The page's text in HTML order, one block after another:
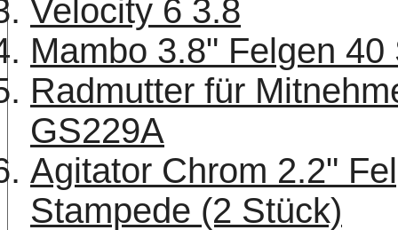
Velocity 6 3.8
Mambo 3.8" Felgen
Radmutter für
GS229A
Agitator Chrom 2.2"
Stampede (2 Stück)